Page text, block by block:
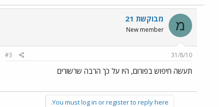
מ מבוקשת 21
New member
31/8/10
#3
תעשה חיפוש בפורום, היו על כך הרבה שרשורים
You must log in or register to reply here.